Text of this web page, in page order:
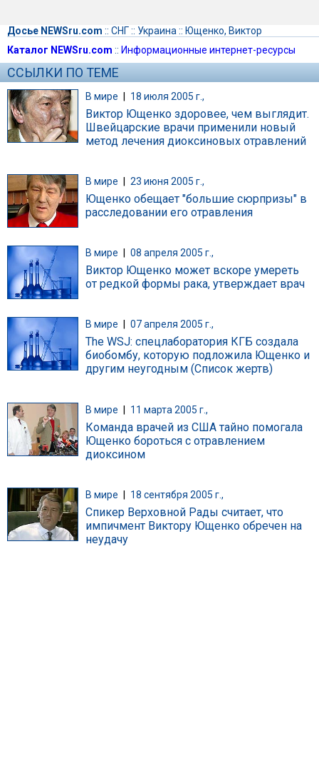
Досье NEWSru.com :: СНГ:: Украина :: Ющенко, Виктор
Каталог NEWSru.com :: Информационные интернет-ресурсы
ССЫЛКИ ПО ТЕМЕ
В мире | 18 июля 2005 г.,
Виктор Ющенко здоровее, чем выглядит.
Швейцарские врачи применили новый
метод лечения диоксиновых отравлений
В мире 23 июня 2005 г.,
Ющенко обещает "большие сюрпризы" в
расследовании его отравления
В мире 08 апреля 2005 г.,
Виктор Ющенко может вскоре умереть
от редкой формы рака, утверждает врач
В мире 07 апреля 2005 г.,
The WSJ: спецлаборатория КГБ создала
биобомбу, которую подложила Ющенко и
другим неугодным (Список жертв)
В мире | 11 марта 2005 г.,
Команда врачей из США тайно помогала
Ющенко бороться с отравлением
диоксином
В мире 18 сентября 2005 г.,
Спикер Верховной Рады считает, что
импичмент Виктору Ющенко обречен на
неудачу